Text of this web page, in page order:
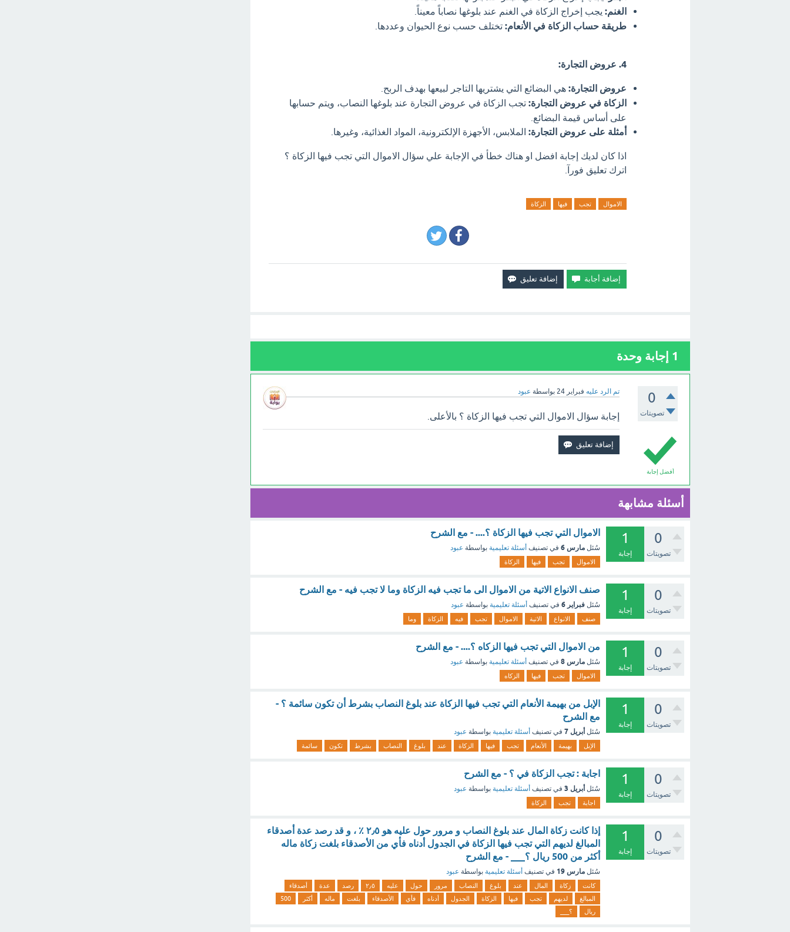
الغنم: يجب إخراج الزكاة في الغنم عند بلوغها نصاباً معيناً.
طريقة حساب الزكاة في الأنعام: تختلف حسب نوع الحيوان وعددها.
4. عروض التجارة:
عروض التجارة: هي البضائع التي يشتريها التاجر لبيعها بهدف الربح.
الزكاة في عروض التجارة: تجب الزكاة في عروض التجارة عند بلوغها النصاب، ويتم حسابها
على أساس قيمة البضائع.
أمثلة على عروض التجارة: الملابس، الأجهزة الإلكترونية، المواد الغذائية، وغيرها.
اذا كان لديك إجابة افضل او هناك خطأ في الإجابة علي سؤال الاموال التي تجب فيها الزكاة ؟
اترك تعليق فورآ.
الاموال تجب فيها الزكاة
1 إجابة وحدة
0
تصويتات
تم الرد عليه فبراير 24 بواسطة عبود
أفضل إجابة
إجابة سؤال الاموال التي تجب فيها الزكاة ؟ بالأعلى.
أسئلة مشابهة
0
تصويتات
1
إجابة
الاموال التي تجب فيها الزكاة ؟.... - مع الشرح
سُئل مارس 6 في تصنيف أسئلة تعليمية بواسطة عبود
الاموال تجب فيها الزكاة
0
تصويتات
1
إجابة
صنف الانواع الاتية من الاموال الى ما تجب فيه الزكاة وما لا تجب فيه - مع الشرح
سُئل فبراير 6 في تصنيف أسئلة تعليمية بواسطة عبود
صنف الانواع الاتية الاموال تجب فيه الزكاة وما
0
تصويتات
1
إجابة
من الاموال التي تجب فيها الزكاه ؟.... - مع الشرح
سُئل مارس 8 في تصنيف أسئلة تعليمية بواسطة عبود
الاموال تجب فيها الزكاه
0
تصويتات
1
إجابة
الإبل من بهيمة الأنعام التي تجب فيها الزكاة عند بلوغ النصاب بشرط أن تكون سائمة ؟ -
مع الشرح
سُئل أبريل 7 في تصنيف أسئلة تعليمية بواسطة عبود
الإبل بهيمة الأنعام تجب فيها الزكاة عند بلوغ النصاب بشرط تكون سائمة
0
تصويتات
1
إجابة
اجابة : تجب الزكاة في ؟ - مع الشرح
سُئل أبريل 3 في تصنيف أسئلة تعليمية بواسطة عبود
اجابة تجب الزكاة
0
تصويتات
1
إجابة
إذا كانت زكاة المال عند بلوغ النصاب و مرور حول عليه هو ٢٫٥ ٪ ، و قد رصد عدة أصدقاء
المبالغ لديهم التي تجب فيها الزكاة في الجدول أدناه فأي من الأصدقاء بلغت زكاة ماله
أكثر من 500 ريال ؟___ - مع الشرح
سُئل مارس 19 في تصنيف أسئلة تعليمية بواسطة عبود
كانت زكاة المال عند بلوغ النصاب مرور حول عليه ٢٫٥ رصد عدة
أصدقاء
المبالغ
لديهم تجب فيها الزكاة الجدول أدناه فأي الأصدقاء بلغت ماله أكثر
500
ريال
؟___